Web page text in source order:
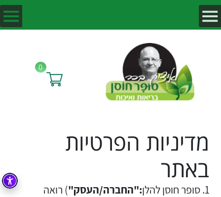
0
מדיניות הפרטיות
באתר
סופר חוסן להלן:"החברה/העסק") רואה